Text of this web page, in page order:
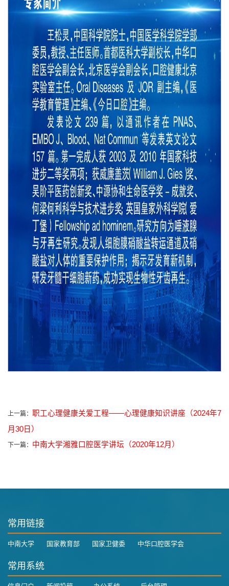
上一篇： 职工心理健康关爱工程——心理健康知识讲座（2024年7
月30日）
下一篇： 中南大学湘雅口腔医学讲坛（2020年12月）
常用链接
中南大学 国家教育部 国家卫健委 中华口腔医学会
常用系统